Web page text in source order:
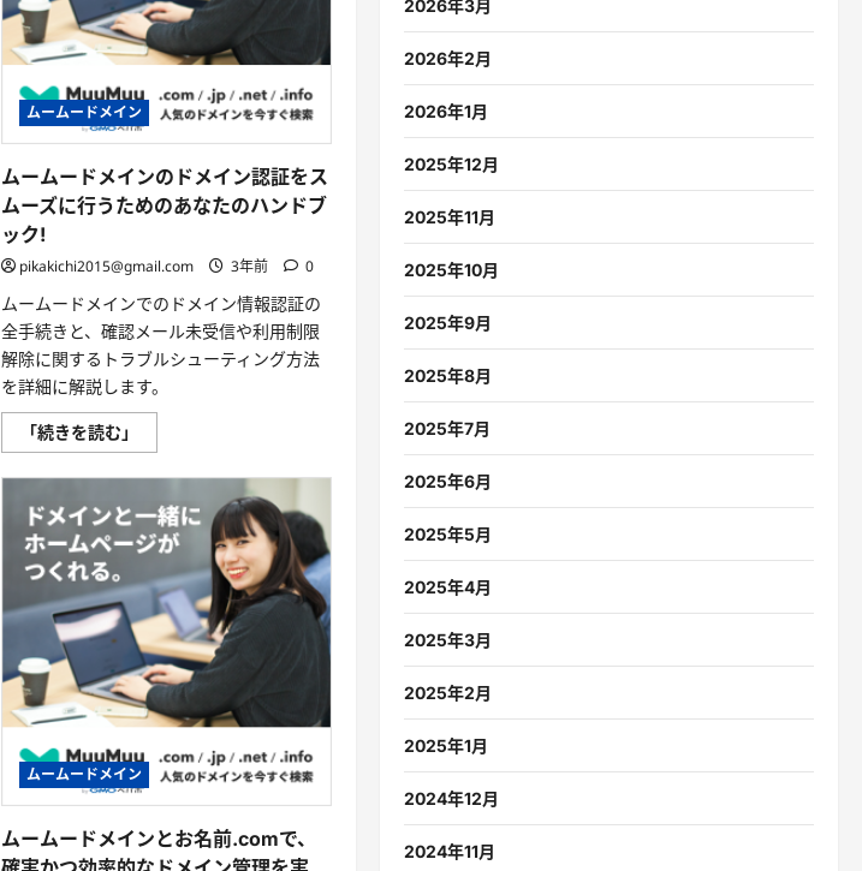
た
め
の
ム
ー
ム
ー
ド
イ
ン
と
Outlook
極
設
定
ガ
イ
ド！
に
つ
さ
ら
読
む
ムームードメイン
ムームードメインのドメイン認証をス
ムーズに行うためのあなたのハンドブ
ック!
pikakichi2015@gmail.com 3年前 0
ムームードメインでのドメイン情報認証の
全手続きと、確認メール未受信や利用制限
解除に関するトラブルシューティング方法
を詳細に解説します。
「続きを読む」
ー
ー
メ
イ
ン
ド
メ
イ
認
証
を
ス
ム
ー
ズ
に
行
う
め
の
ムームードメイン
ムームードメインとお名前.comで、
2026年3月
2026年2月
2026年1月
2025年12月
2025年11月
2025年10月
2025年9月
2025年8月
2025年7月
2025年6月
2025年5月
2025年4月
2025年3月
2025年2月
2025年1月
2024年12月
2024年11月